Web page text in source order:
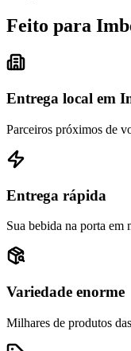
Feito para
Entrega local em
Parceiros próximos de
Entrega rápida
Sua bebida na porta em
Variedade enorme
Milhares de produtos